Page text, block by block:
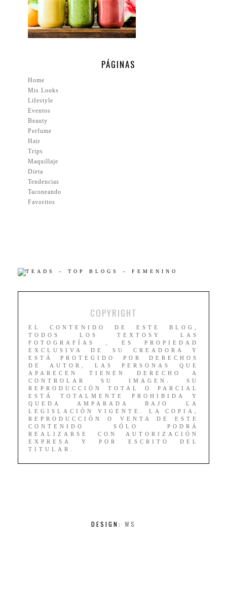
PÁGINAS
Home
Mis Looks
Lifestyle
Eventos
Beauty
Perfume
Hair
Trips
Maquillaje
Dieta
Tendencias
Taconeando
Favoritos
COPYRIGHT
EL CONTENIDO DE ESTE BLOG,
TODOS LOS TEXTOSY LAS
FOTOGRAFÍAS , ES PROPIEDAD
EXCLUSIVA DE SU CREADORA Y
ESTÁ PROTEGIDO POR DERECHOS
DE AUTOR, LAS PERSONAS QUE
APARECEN TIENEN DERECHO A
CONTROLAR SU IMAGEN. SU
REPRODUCCIÓN TOTAL O PARCIAL
ESTÁ TOTALMENTE PROHIBIDA Y
QUEDA AMPARADA BAJO LA
LEGISLACIÓN VIGENTE. LA COPIA,
REPRODUCCIÓN O VENTA DE ESTE
CONTENIDO SÓLO PODRÁ
REALIZARSE CON AUTORIZACIÓN
EXPRESA Y POR ESCRITO DEL
TITULAR.
DESIGN: WS